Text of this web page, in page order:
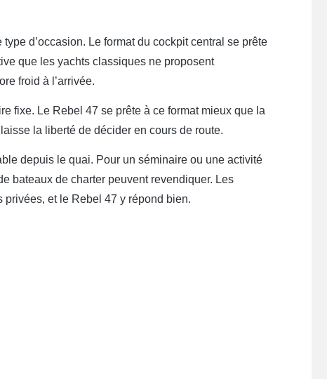
d’occasion. Le format du cockpit central se prête
que les yachts classiques ne proposent
froid à l’arrivée.
fixe. Le Rebel 47 se prête à ce format mieux que la
la liberté de décider en cours de route.
depuis le quai. Pour un séminaire ou une activité
bateaux de charter peuvent revendiquer. Les
et le Rebel 47 y répond bien.